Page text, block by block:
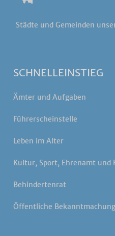
Städte und Gemeinden
SCHNELLEINSTIEG
Ämter und Aufgaben
Führerscheinstelle
Leben im Alter
Kultur, Sport, Ehrenamt und
Behindertenrat
Öffentliche